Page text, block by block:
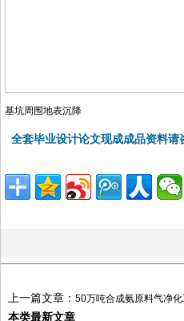
基坑周围地表沉降
全套毕业设计论文现成成品资料请
上一篇文章： 50万吨合成氨原料气净
本类最新文章